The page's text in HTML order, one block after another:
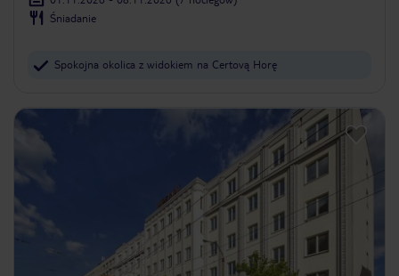
Śniadanie
Spokojna okolica z widokiem na Certovą Horę